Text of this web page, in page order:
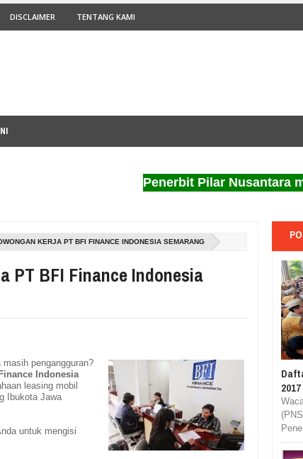
DISCLAIMER TENTANG KAMI
Penerbit Pilar Nusantara
KERJA PT BFI FINANCE INDONESIA SEMARANG
PT BFI Finance Indonesia
pengangguran?
Indonesia
leasing mobil
Ibukota Jawa
untuk mengisi